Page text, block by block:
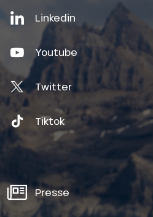
Linkedin
Youtube
Twitter
Tiktok
Presse